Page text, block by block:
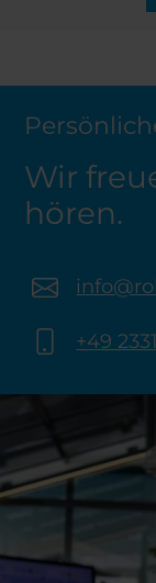
Wir
hören.
+49